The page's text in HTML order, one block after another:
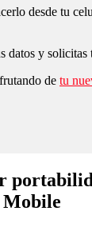
desde tu
datos y
de tu